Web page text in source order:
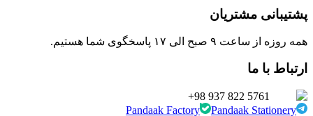
پشتیبانی مشتریان
همه روزه از ساعت ۹ صبح الی ۱۷ پاسخگوی شما هستیم.
ارتباط با ما
+98 937 822 5761
Pandaak Factory
Pandaak Stationery